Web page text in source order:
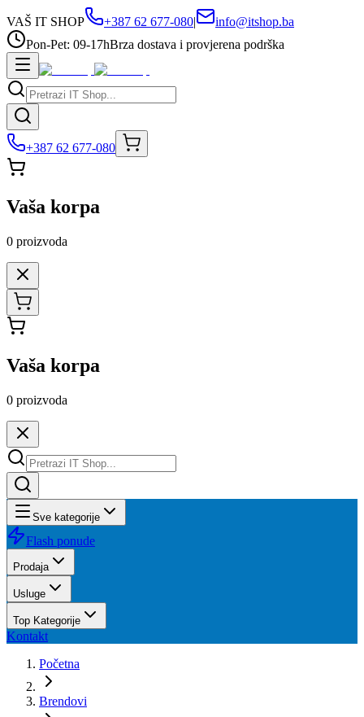
VAŠ IT SHOP +387 62 677-080|
info@itshop.ba
Pon-Pet: 09-17hBrza dostava i provjerena podrška
+387 62 677-080
Vaša korpa
0 proizvoda
Vaša korpa
0 proizvoda
Sve kategorije
Flash ponude
Prodaja
Usluge
Top Kategorije
Kontakt
Početna
Brendovi